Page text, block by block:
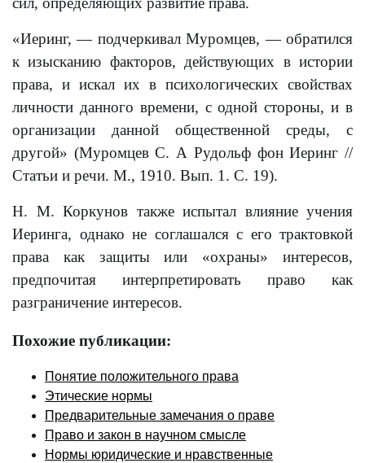
«Иеринг, — подчеркивал Муромцев, — обратился
к изысканию факторов, действующих в истории
права, и искал их в психологических свойствах
личности данного времени, с одной стороны, и в
организации данной общественной среды, с
другой» (Муромцев С. А Рудольф фон Иеринг //
Статьи и речи. М., 1910. Вып. 1. С. 19).
Н. М. Коркунов также испытал влияние учения
Иеринга, однако не соглашался с его трактовкой
права как защиты или «охраны» интересов,
предпочитая интерпретировать право как
разграничение интересов.
Похожие публикации:
Понятие положительного права
Этические нормы
Предварительные замечания о праве
Право и закон в научном смысле
Нормы юридические и нравственные